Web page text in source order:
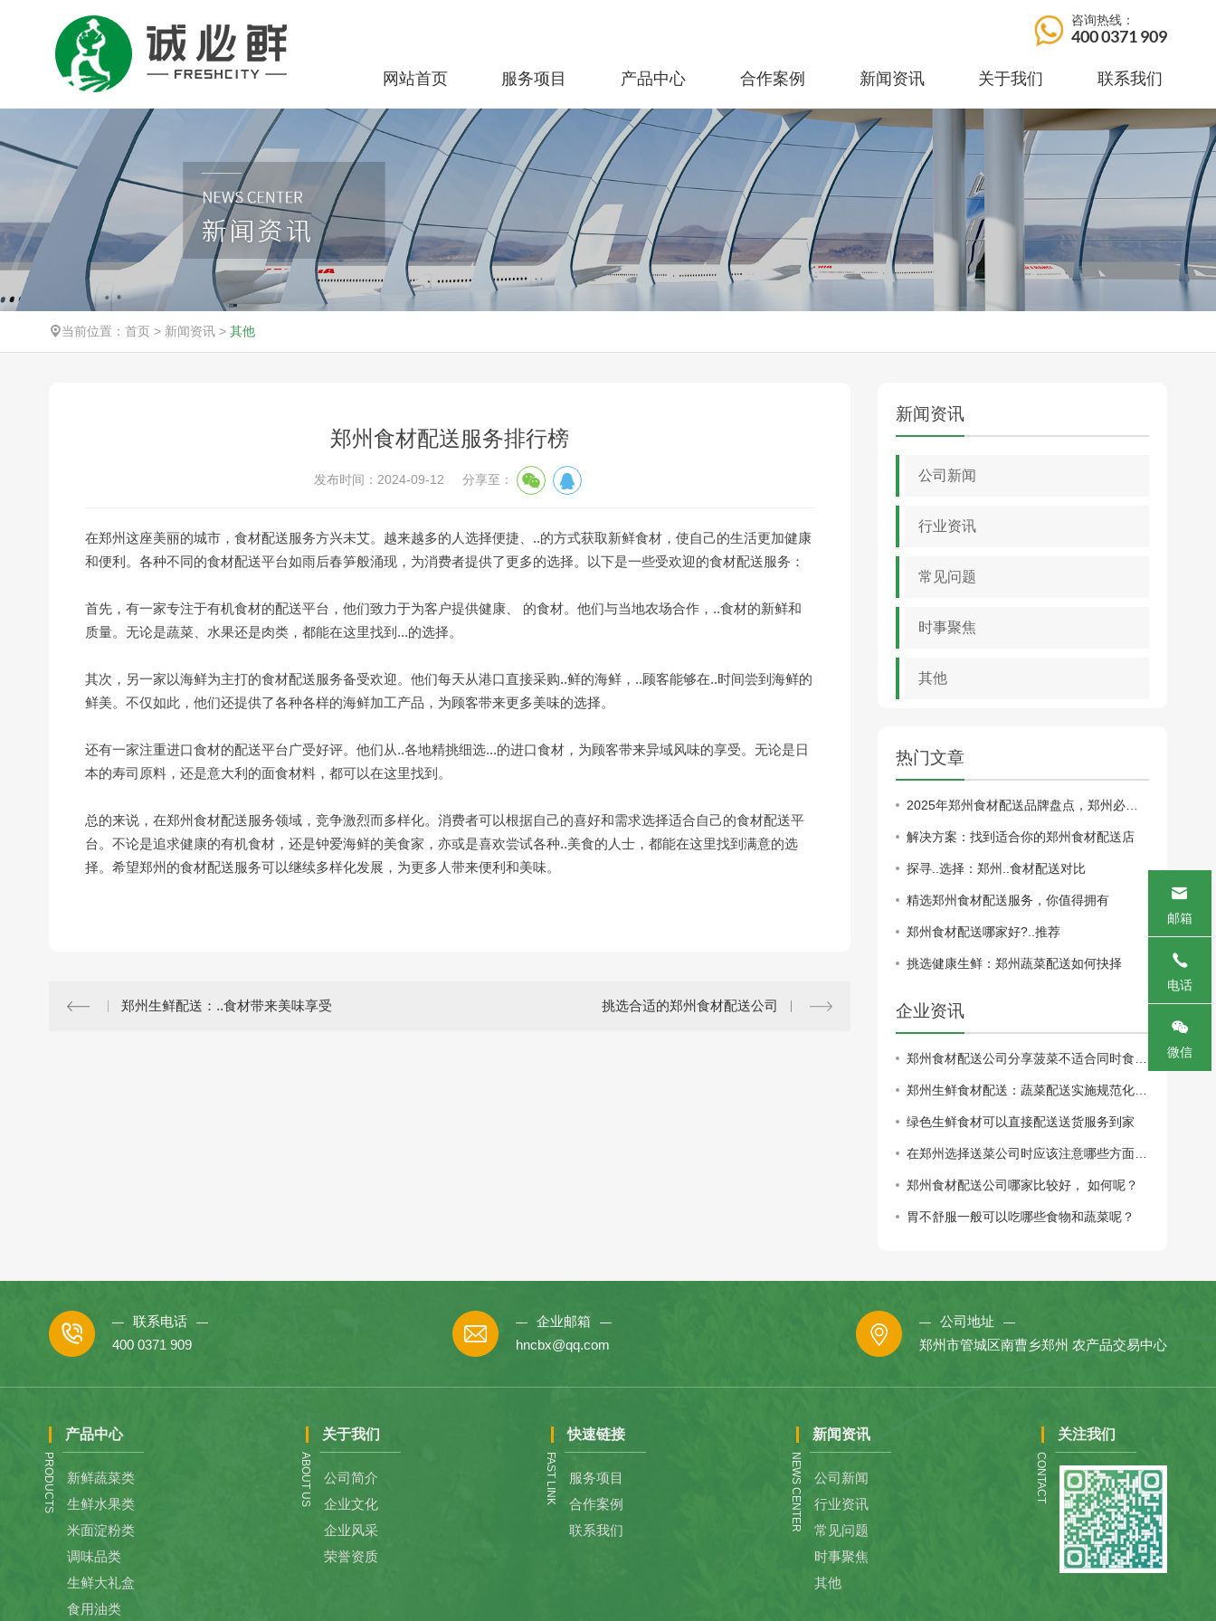
咨询热线：
400 0371 909
网站首页 服务项目 产品中心 合作案例 新闻资讯 关于我们 联系我们
当前位置： 首页> 新闻资讯> 其他
郑州食材配送服务排行榜
发布时间：2024-09-12 分享至：
在郑州这座美丽的城市，食材配送服务方兴未艾。越来越多的人选择便捷、..的方式获取新鲜食材，使自己的生活更加健康
和便利。各种不同的食材配送平台如雨后春笋般涌现，为消费者提供了更多的选择。以下是一些受欢迎的食材配送服务：
首先，有一家专注于有机食材的配送平台，他们致力于为客户提供健康、 的食材。他们与当地农场合作，..食材的新鲜和
质量。无论是蔬菜、水果还是肉类，都能在这里找到...的选择。
其次，另一家以海鲜为主打的食材配送服务备受欢迎。他们每天从港口直接采购..鲜的海鲜，..顾客能够在..时间尝到海鲜的
鲜美。不仅如此，他们还提供了各种各样的海鲜加工产品，为顾客带来更多美味的选择。
还有一家注重进口食材的配送平台广受好评。他们从..各地精挑细选...的进口食材，为顾客带来异域风味的享受。无论是日
本的寿司原料，还是意大利的面食材料，都可以在这里找到。
总的来说，在郑州食材配送服务领域，竞争激烈而多样化。消费者可以根据自己的喜好和需求选择适合自己的食材配送平
台。不论是追求健康的有机食材，还是钟爱海鲜的美食家，亦或是喜欢尝试各种..美食的人士，都能在这里找到满意的选
择。希望郑州的食材配送服务可以继续多样化发展，为更多人带来便利和美味。
郑州生鲜配送：..食材带来美味享受 挑选合适的郑州食材配送公司
新闻资讯
公司新闻
行业资讯
常见问题
时事聚焦
其他
热门文章
解决方案：找到适合你的郑州食材配送店
探寻..选择：郑州..食材配送对比
精选郑州食材配送服务，你值得拥有
郑州食材配送哪家好?..推荐
挑选健康生鲜：郑州蔬菜配送如何抉择
企业资讯
绿色生鲜食材可以直接配送送货服务到家
郑州食材配送公司哪家比较好， 如何呢？
胃不舒服一般可以吃哪些食物和蔬菜呢？
联系电话
400 0371 909
企业邮箱
hncbx@qq.com
公司地址
郑州市管城区南曹乡郑州 农产品交易中心
产品中心
PRODUCTS
新鲜蔬菜类
生鲜水果类
米面淀粉类
调味品类
生鲜大礼盒
食用油类
关于我们
ABOUT US
公司简介
企业文化
企业风采
荣誉资质
快速链接
FAST LINK
服务项目
合作案例
联系我们
新闻资讯
NEWS CENTER
公司新闻
行业资讯
常见问题
时事聚焦
其他
关注我们
CONTACT
邮箱
电话
微信